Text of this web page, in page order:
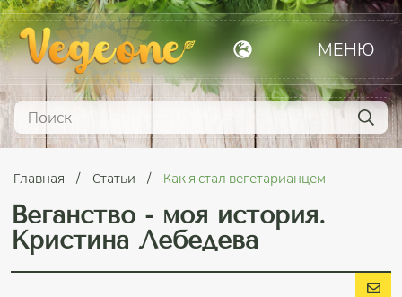
МЕНЮ
Главная Статьи Как я стал вегетарианцем
Веганство - моя история.
Кристина Лебедева